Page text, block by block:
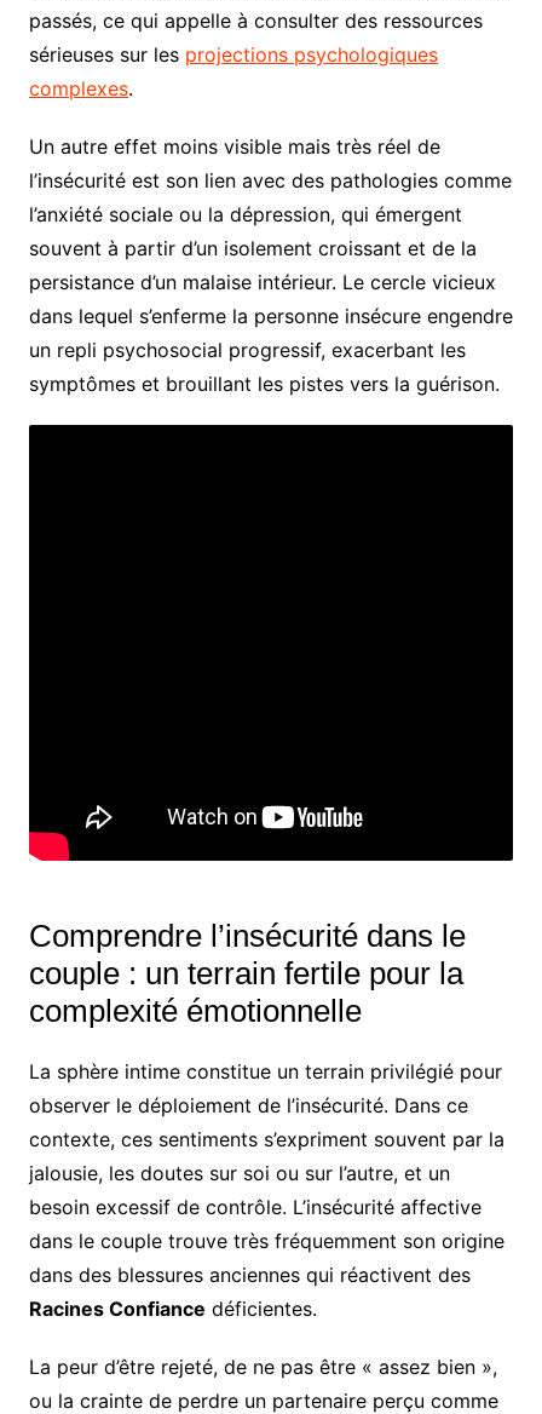
passés, ce qui appelle à consulter des ressources
sérieuses sur les projections psychologiques
complexes.
Un autre effet moins visible mais très réel de
l’insécurité est son lien avec des pathologies comme
l’anxiété sociale ou la dépression, qui émergent
souvent à partir d’un isolement croissant et de la
persistance d’un malaise intérieur. Le cercle vicieux
dans lequel s’enferme la personne insécure engendre
un repli psychosocial progressif, exacerbant les
symptômes et brouillant les pistes vers la guérison.
Comprendre l’insécurité dans le
couple : un terrain fertile pour la
complexité émotionnelle
La sphère intime constitue un terrain privilégié pour
observer le déploiement de l’insécurité. Dans ce
contexte, ces sentiments s’expriment souvent par la
jalousie, les doutes sur soi ou sur l’autre, et un
besoin excessif de contrôle. L’insécurité affective
dans le couple trouve très fréquemment son origine
dans des blessures anciennes qui réactivent des
Racines Confiance déficientes.
La peur d’être rejeté, de ne pas être « assez bien »,
ou la crainte de perdre un partenaire perçu comme